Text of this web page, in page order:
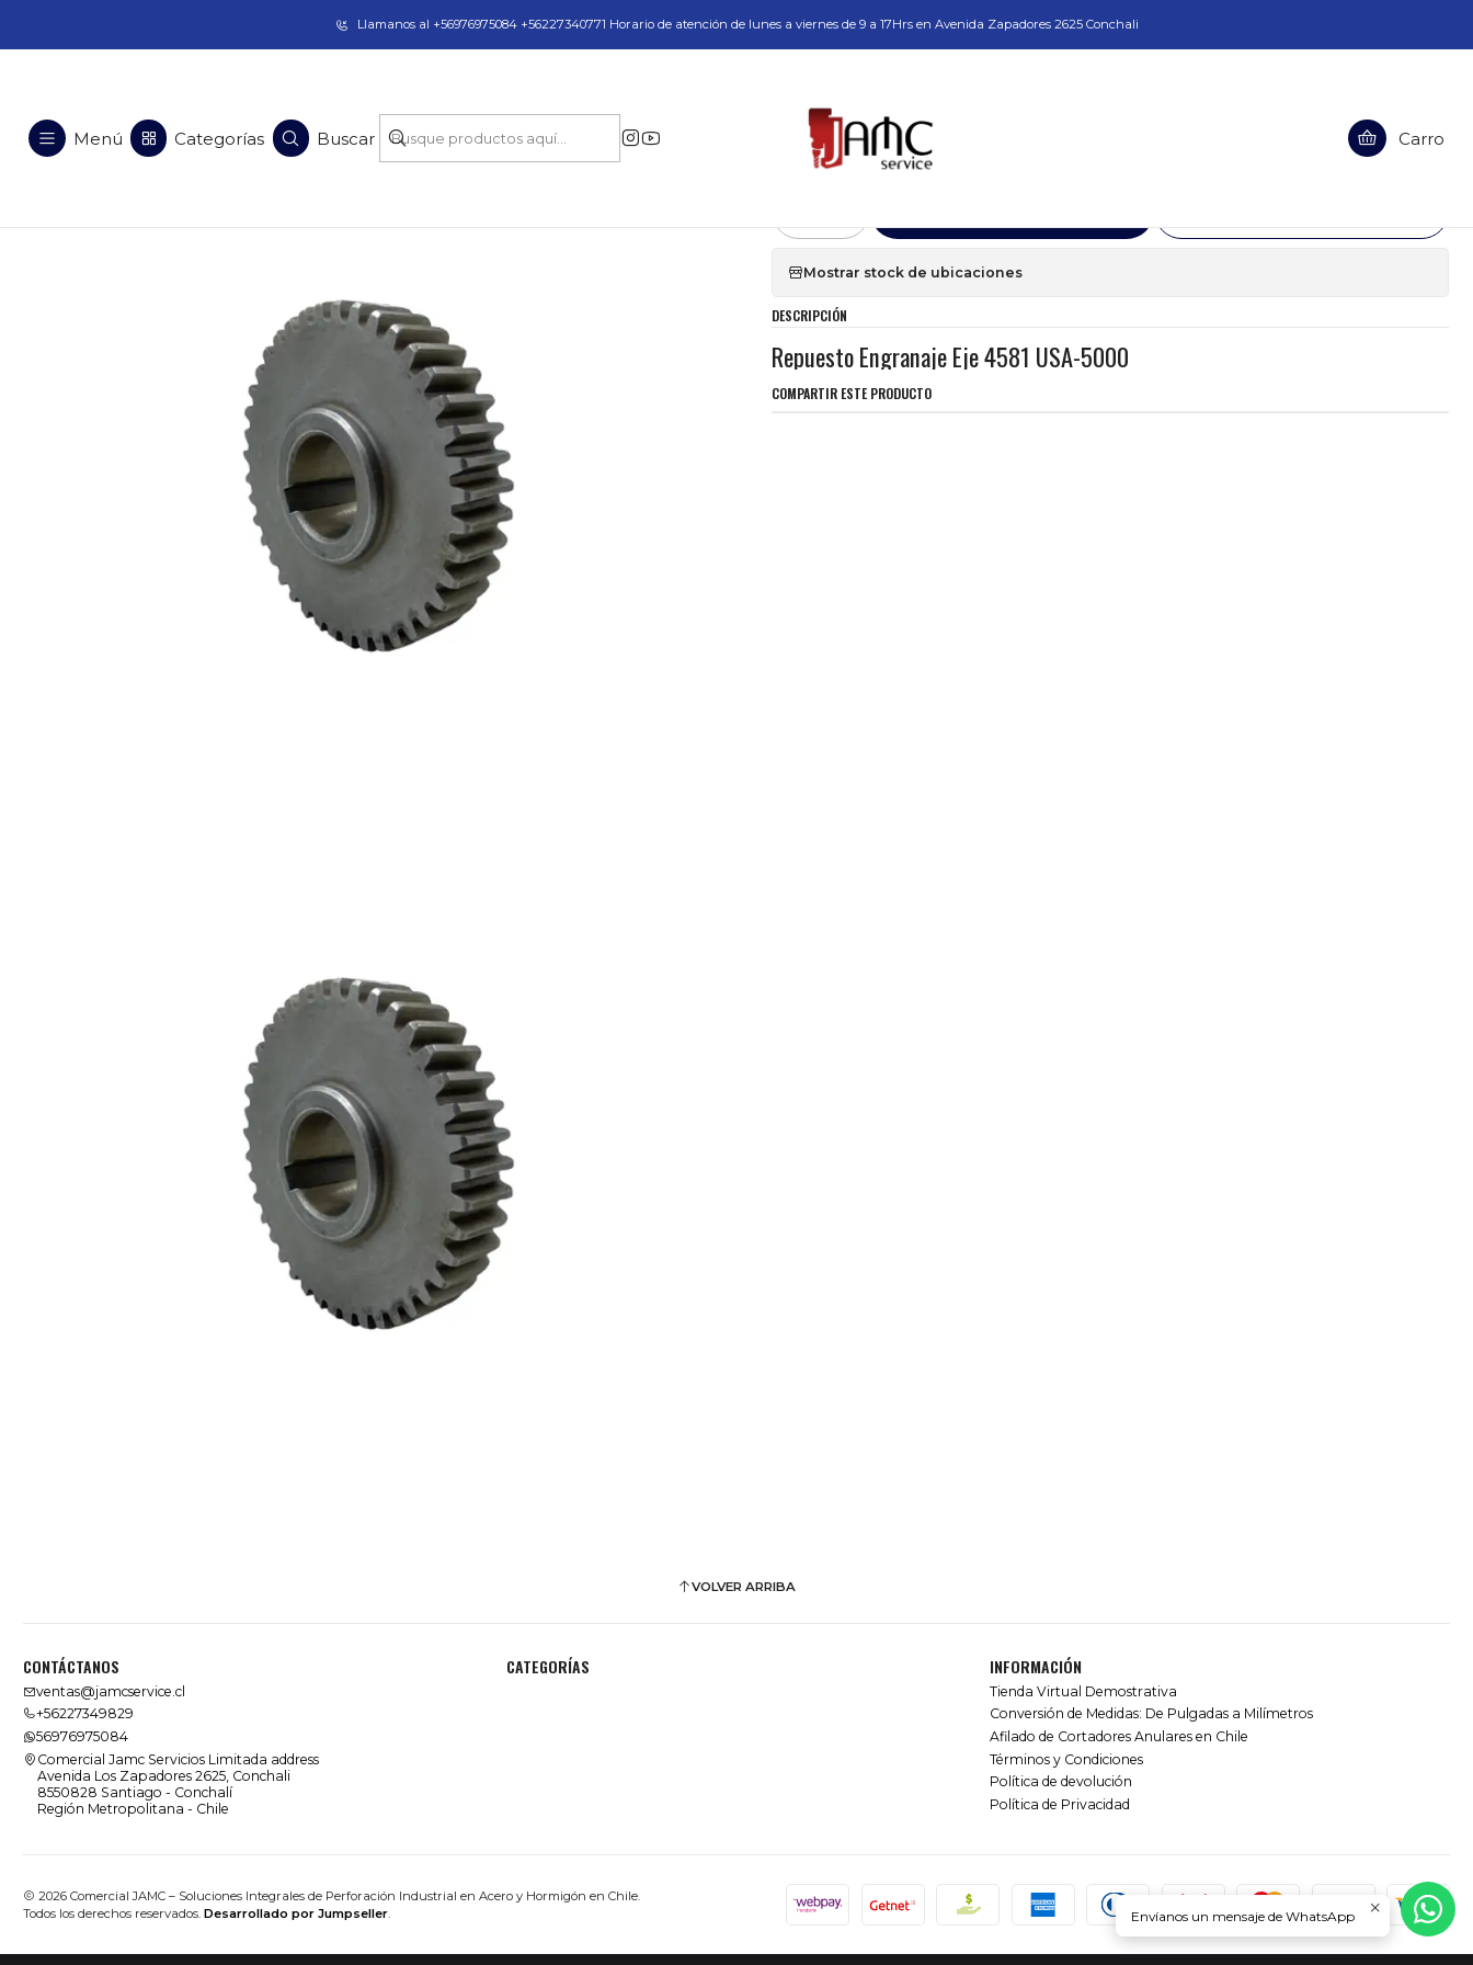
Taladros Magnéticos en Chile | Venta, Arriendo y Servicio Técnico
Menú Categorías Buscar Carro
Llamanos al +56976975084 +56227340771 Horario de atención de lunes a viernes de 9 a 17Hrs en Avenida Zapadores 2625 Conchali
Repuesto Engranaje Eje 4581 USA-5000
Mostrar stock de ubicaciones
DESCRIPCIÓN
Repuesto Engranaje Eje 4581 USA-5000
COMPARTIR ESTE PRODUCTO
VOLVER ARRIBA
CONTÁCTANOS
ventas@jamcservice.cl
+56227349829
56976975084
Comercial Jamc Servicios Limitada address
Avenida Los Zapadores 2625, Conchali
8550828 Santiago - Conchalí
Región Metropolitana - Chile
CATEGORÍAS INFORMACIÓN
Tienda Virtual Demostrativa
Conversión de Medidas: De Pulgadas a Milímetros
Afilado de Cortadores Anulares en Chile
Términos y Condiciones
Política de devolución
Política de Privacidad
2026 Comercial JAMC – Soluciones Integrales de Perforación Industrial en Acero y Hormigón en Chile.
Todos los derechos reservados. Desarrollado por Jumpseller. Envíanos un mensaje de WhatsApp